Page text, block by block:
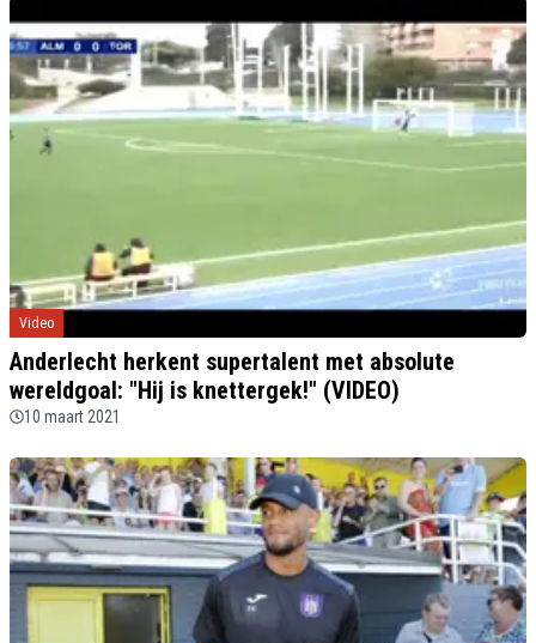
Video
Anderlecht herkent supertalent met absolute
wereldgoal: "Hij is knettergek!" (VIDEO)
10 maart 2021